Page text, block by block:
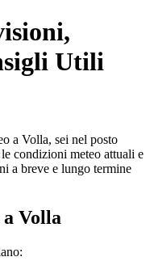
Utili
a Volla, sei nel posto
condizioni meteo attuali e
a breve e lungo termine
Volla